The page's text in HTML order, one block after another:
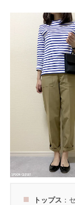
トップス ：